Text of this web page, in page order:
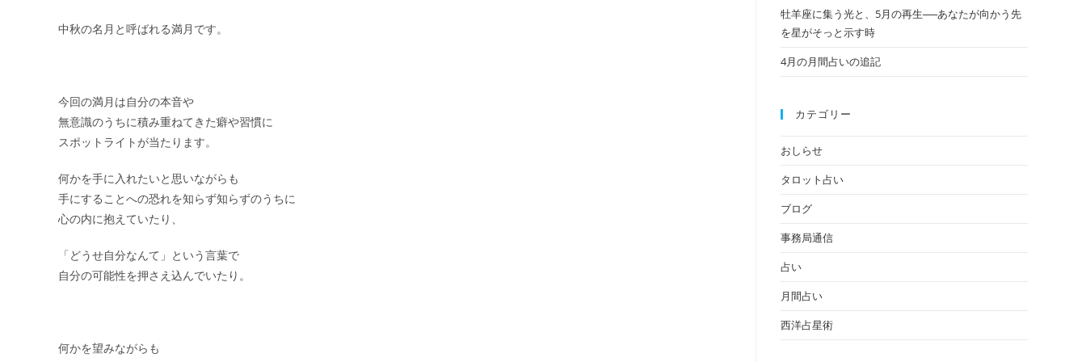
中秋の名月と呼ばれる満月です。
今回の満月は自分の本音や
無意識のうちに積み重ねてきた癖や習慣に
スポットライトが当たります。
何かを手に入れたいと思いながらも
手にすることへの恐れを知らず知らずのうちに
心の内に抱えていたり、
「どうせ自分なんて」という言葉で
自分の可能性を押さえ込んでいたり。
何かを望みながらも
牡羊座に集う光と、5月の再生──あなたが向かう先
を星がそっと示す時
4月の月間占いの追記
カテゴリー
おしらせ
タロット占い
ブログ
事務局通信
占い
月間占い
西洋占星術